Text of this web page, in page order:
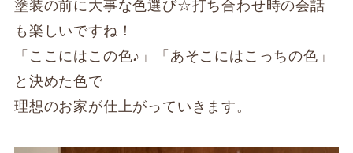
塗装の前に大事な色選び☆打ち合わせ時の会話
も楽しいですね！
「ここにはこの色♪」「あそこにはこっちの色」
と決めた色で
理想のお家が仕上がっていきます。